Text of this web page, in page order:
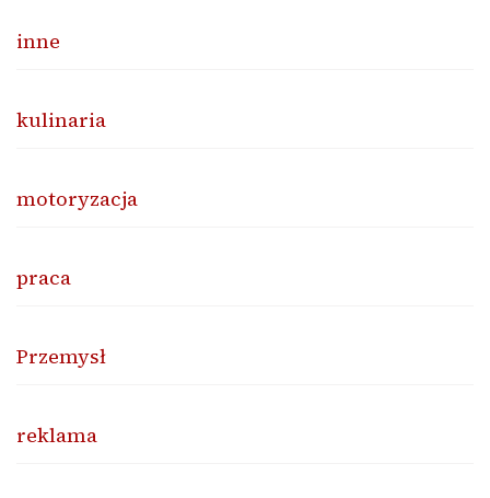
inne
kulinaria
motoryzacja
praca
Przemysł
reklama